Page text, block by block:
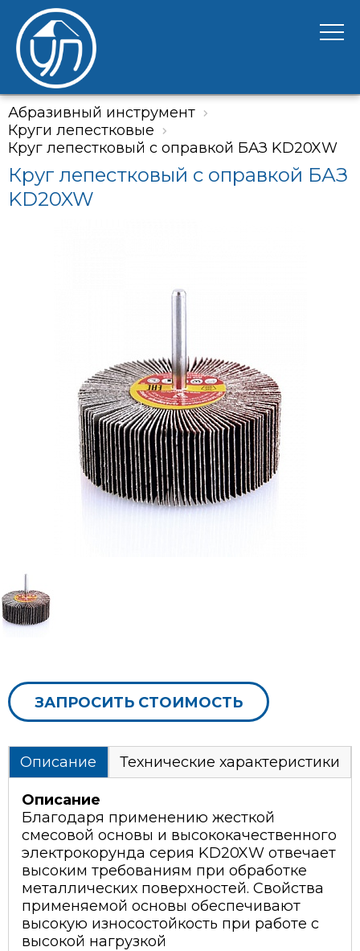
Абразивный инструмент
Круги лепестковые
Круг лепестковый с оправкой БАЗ KD20XW
Круг лепестковый с оправкой БАЗ
KD20XW
ЗАПРОСИТЬ СТОИМОСТЬ
Описание Технические характеристики
Описание
Благодаря применению жесткой
смесовой основы и высококачественного
электрокорунда серия KD20XW отвечает
высоким требованиям при обработке
металлических поверхностей. Свойства
применяемой основы обеспечивают
высокую износостойкость при работе с
высокой нагрузкой